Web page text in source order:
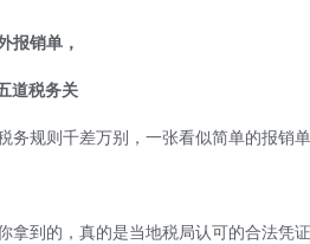
报销单，
税务关
务规则千差万别，一张看似简单的报销
拿到的，真的是当地税局认可的合法凭